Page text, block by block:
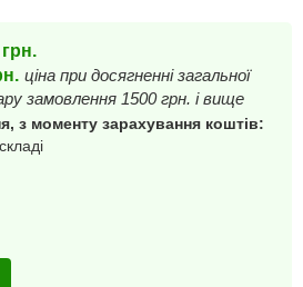
грн.
ціна при досягненні загальної
замовлення 1500 грн. і вище
з моменту зарахування коштів: